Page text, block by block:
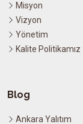
Misyon
Vizyon
Yönetim
Kalite Politikamız
Blog
Ankara Yalıtım